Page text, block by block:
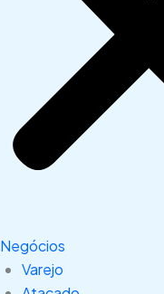
Negócios
Varejo